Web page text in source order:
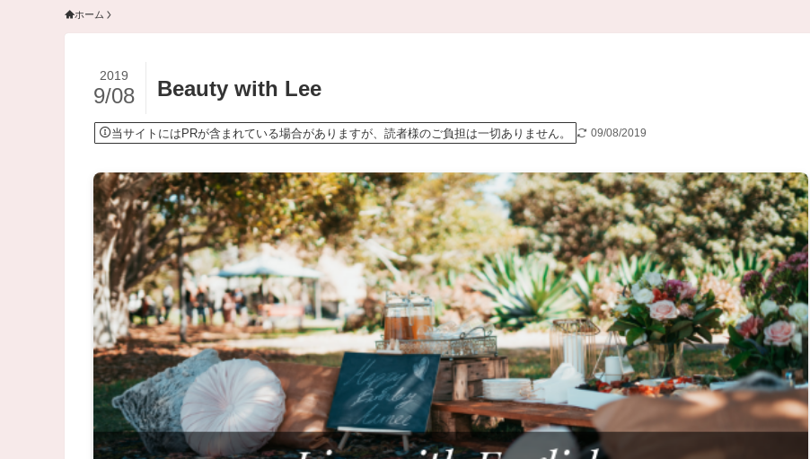
ホーム
Beauty with Lee
2019
9/08
当サイトにはPRが含まれている場合がありますが、読者様のご負担は一切ありません。 09/08/2019